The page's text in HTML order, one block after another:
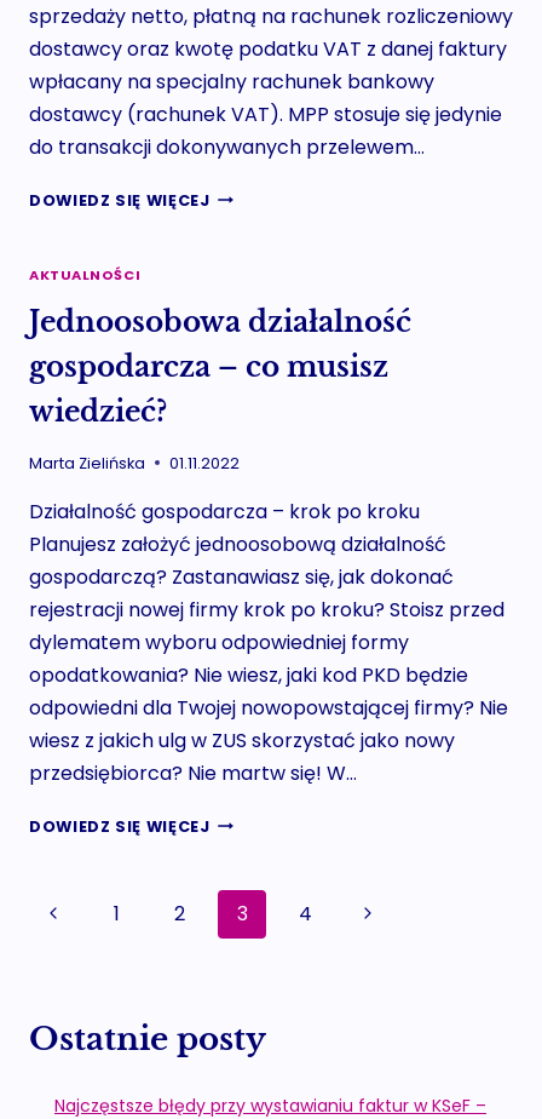
sprzedaży netto, płatną na rachunek rozliczeniowy
dostawcy oraz kwotę podatku VAT z danej faktury
wpłacany na specjalny rachunek bankowy
dostawcy (rachunek VAT). MPP stosuje się jedynie
do transakcji dokonywanych przelewem…
DOWIEDZ SIĘ WIĘCEJMECHANIZM
AKTUALNOŚCI
Jednoosobowa działalność
gospodarcza – co musisz
wiedzieć?
Marta Zielińska 01.11.2022
Działalność gospodarcza – krok po kroku
Planujesz założyć jednoosobową działalność
gospodarczą? Zastanawiasz się, jak dokonać
rejestracji nowej firmy krok po kroku? Stoisz przed
dylematem wyboru odpowiedniej formy
opodatkowania? Nie wiesz, jaki kod PKD będzie
odpowiedni dla Twojej nowopowstającej firmy? Nie
wiesz z jakich ulg w ZUS skorzystać jako nowy
przedsiębiorca? Nie martw się! W…
DOWIEDZ SIĘ WIĘCEJJEDNOOSOBOWA
–
Nawigacja
Poprzednia
1 2 3 4
Następna
Ostatnie posty
Najczęstsze błędy przy wystawianiu faktur w KSeF –